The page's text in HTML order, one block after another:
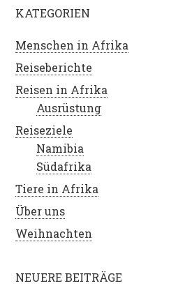
KATEGORIEN
Menschen in Afrika
Reiseberichte
Reisen in Afrika
Ausrüstung
Reiseziele
Namibia
Südafrika
Tiere in Afrika
Über uns
Weihnachten
NEUERE BEITRÄGE